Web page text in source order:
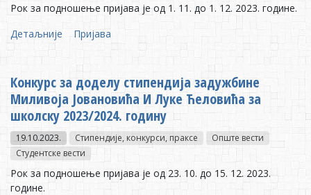
Рок за подношење пријава је од 1. 11. до 1. 12. 2023. године.
Детаљније
Пријава
Конкурс за доделу стипендија задужбине
Миливоја Јовановића И Луке Ћеловића за
школску 2023/2024. годину
19.10.2023. Стипендије, конкурси, праксе
Опште вести
Студентске вести
Рок за подношење пријава је од 23. 10. до 15. 12. 2023.
године.